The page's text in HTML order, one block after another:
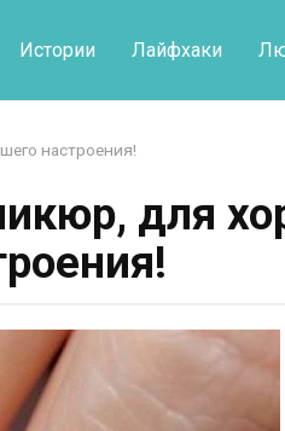
Истории Лайфхаки
настроения!
для